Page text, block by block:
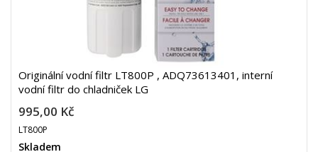
Originální vodní filtr LT800P , ADQ73613401, interní
vodní filtr do chladniček LG
995,00 Kč
LT800P
Skladem